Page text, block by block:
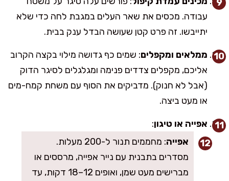
עבודה. מכסים את שאר העלים במגבת לחה כדי שלא
יתייבשו. זה פרט קטן שעושה הבדל ענק בבית.
ממלאים ומקפלים: שמים כף גדושה מילוי בקצה הקרוב
אליכם, מקפלים צדדים פנימה ומגלגלים לסיגר הדוק
(אבל לא חנוק). מדביקים את הסוף עם משחת קמח-מים
או מעט ביצה.
אפייה או טיגון:
אפייה
: מחממים תנור ל-200 מעלות.
מסדרים בתבנית עם נייר אפייה, מרססים או
מברישים מעט שמן, ואופים 12–18 דקות, עד